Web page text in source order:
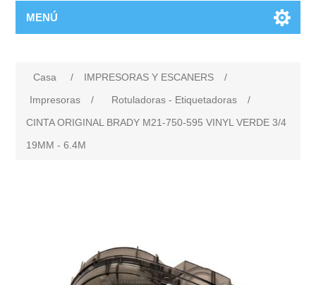
MENÚ
Casa / IMPRESORAS Y ESCANERS
/
Impresoras
/ Rotuladoras - Etiquetadoras
/
CINTA ORIGINAL BRADY M21-750-595 VINYL VERDE 3/4
19MM - 6.4M